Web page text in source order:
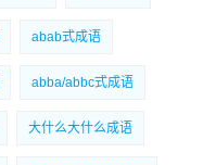
abab式成语
abba/abbc式成语
大什么大什么成语